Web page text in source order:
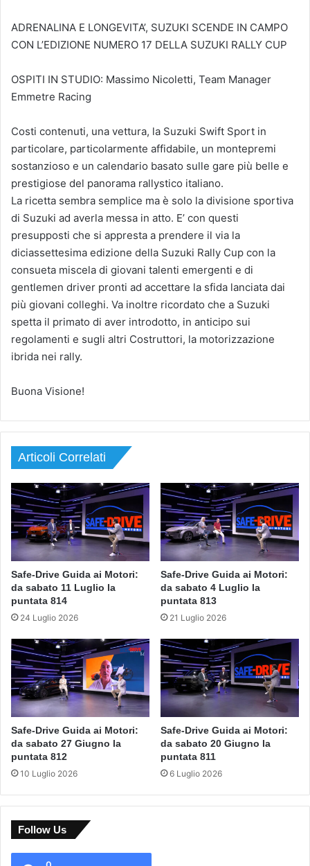
ADRENALINA E LONGEVITA’, SUZUKI SCENDE IN CAMPO
CON L’EDIZIONE NUMERO 17 DELLA SUZUKI RALLY CUP
OSPITI IN STUDIO: Massimo Nicoletti, Team Manager
Emmetre Racing
Costi contenuti, una vettura, la Suzuki Swift Sport in
particolare, particolarmente affidabile, un montepremi
sostanzioso e un calendario basato sulle gare più belle e
prestigiose del panorama rallystico italiano.
La ricetta sembra semplice ma è solo la divisione sportiva
di Suzuki ad averla messa in atto. E’ con questi
presupposti che si appresta a prendere il via la
diciassettesima edizione della Suzuki Rally Cup con la
consueta miscela di giovani talenti emergenti e di
gentlemen driver pronti ad accettare la sfida lanciata dai
più giovani colleghi. Va inoltre ricordato che a Suzuki
spetta il primato di aver introdotto, in anticipo sui
regolamenti e sugli altri Costruttori, la motorizzazione
ibrida nei rally.
Buona Visione!
Articoli Correlati
Safe-Drive Guida ai Motori:
da sabato 11 Luglio la
puntata 814
24 Luglio 2026
Safe-Drive Guida ai Motori:
da sabato 4 Luglio la
puntata 813
21 Luglio 2026
Safe-Drive Guida ai Motori:
da sabato 27 Giugno la
puntata 812
10 Luglio 2026
Safe-Drive Guida ai Motori:
da sabato 20 Giugno la
puntata 811
6 Luglio 2026
Follow Us